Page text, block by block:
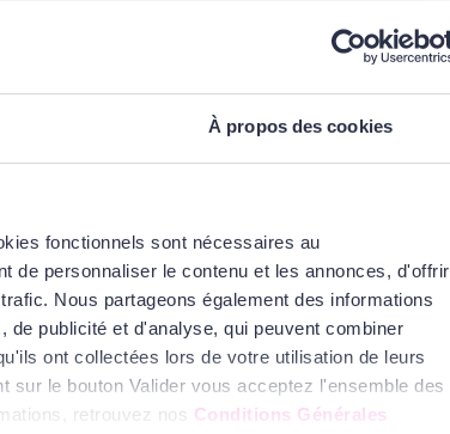
À propos des cookies
fonctionnels sont nécessaires au
de personnaliser le contenu et les annonces, d'offrir
Nous partageons également des informations
publicité et d'analyse, qui peuvent combiner
ont collectées lors de votre utilisation de leurs
sur le bouton Valider vous acceptez l'ensemble des
retrouvez nos Conditions Générales